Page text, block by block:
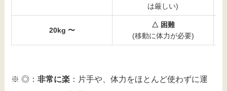
は厳しい)
20kg 〜
△ 困難
(移動に体力が必要)
※ ◎：非常に楽 ：片手や、体力をほとんど使わずに運